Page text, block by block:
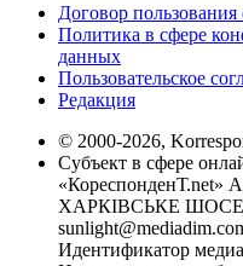
Договор пользования
Политика в сфере
данных
Пользовательское
Редакция
© 2000-2026,
Субъект в сфере
«КореспонденТ.net»
ХАРКІВСЬКЕ ШОСЕ,
Идентификатор